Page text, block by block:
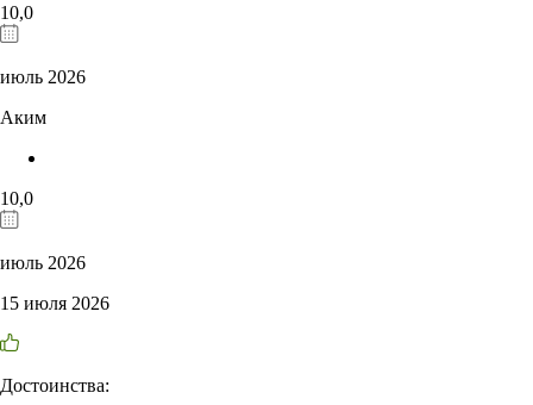
10,0
июль 2026
Аким
10,0
июль 2026
15 июля 2026
Достоинства: